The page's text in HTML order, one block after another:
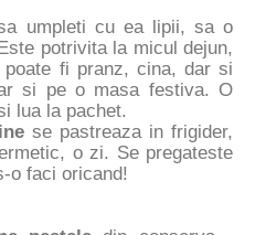
umpleti cu ea lipii, sa o
potrivita la micul dejun,
fi pranz, cina, dar si
si pe o masa festiva. O
lua la pachet.
se pastreaza in frigider,
o zi. Se pregateste
o faci oricand!